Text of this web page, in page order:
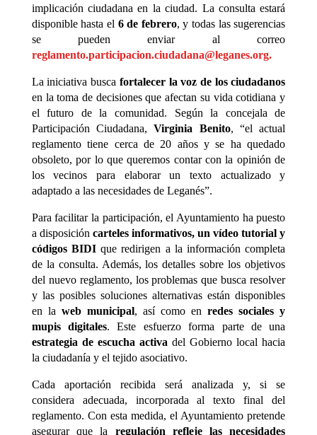
implicación ciudadana en la ciudad. La consulta estará
disponible hasta el 6 de febrero, y todas las sugerencias
se pueden enviar al correo
reglamento.participacion.ciudadana@leganes.org.
La iniciativa busca fortalecer la voz de los ciudadanos
en la toma de decisiones que afectan su vida cotidiana y
el futuro de la comunidad. Según la concejala de
Participación Ciudadana,Virginia Benito, “el actual
reglamento tiene cerca de 20 años y se ha quedado
obsoleto, por lo que queremos contar con la opinión de
los vecinos para elaborar un texto actualizado y
adaptado a las necesidades de Leganés”.
Para facilitar la participación, el Ayuntamiento ha puesto
a disposición carteles informativos, un vídeo tutorial y
códigos BIDI que redirigen a la información completa
de la consulta. Además, los detalles sobre los objetivos
del nuevo reglamento, los problemas que busca resolver
y las posibles soluciones alternativas están disponibles
en la web municipal, así como enredes sociales y
mupis digitales. Este esfuerzo forma parte de una
estrategia de escucha activadel Gobierno local hacia
la ciudadanía y el tejido asociativo.
Cada aportación recibida será analizada y, si se
considera adecuada, incorporada al texto final del
reglamento. Con esta medida, el Ayuntamiento pretende
asegurar que la regulación refleje las necesidades